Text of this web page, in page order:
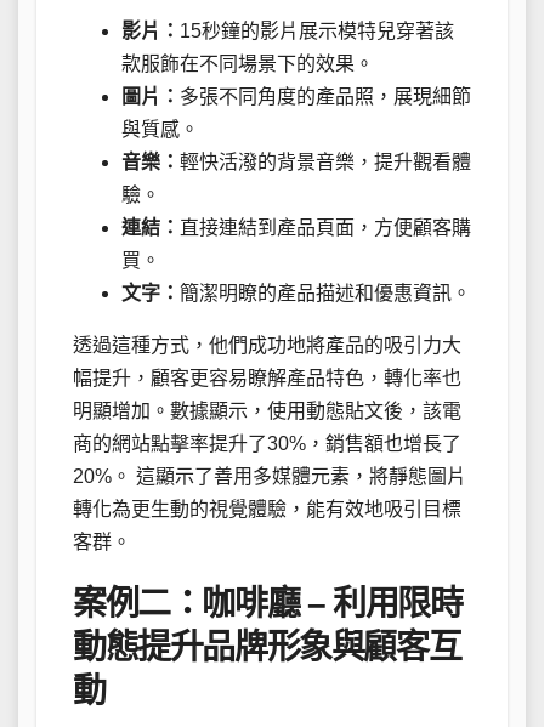
影片： 15秒鐘的影片展示模特兒穿著該
款服飾在不同場景下的效果。
圖片： 多張不同角度的產品照，展現細節
與質感。
音樂： 輕快活潑的背景音樂，提升觀看體
驗。
連結： 直接連結到產品頁面，方便顧客購
買。
文字： 簡潔明瞭的產品描述和優惠資訊。
透過這種方式，他們成功地將產品的吸引力大
幅提升，顧客更容易瞭解產品特色，轉化率也
明顯增加。數據顯示，使用動態貼文後，該電
商的網站點擊率提升了30%，銷售額也增長了
20%。 這顯示了善用多媒體元素，將靜態圖片
轉化為更生動的視覺體驗，能有效地吸引目標
客群。
案例二：咖啡廳 – 利用限時
動態提升品牌形象與顧客互
動